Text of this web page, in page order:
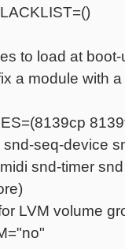
to load at
a module with a
seq-device
snd-timer
LVM volume